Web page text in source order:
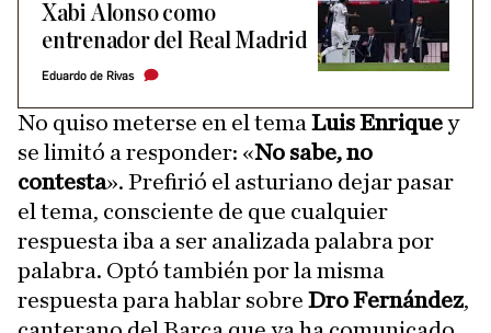
Xabi Alonso como
entrenador del Real Madrid
Eduardo de Rivas
No quiso meterse en el tema Luis Enriquey
se limitó a responder: «No sabe, no
contesta». Prefirió el asturiano dejar pasar
el tema, consciente de que cualquier
respuesta iba a ser analizada palabra por
palabra. Optó también por la misma
respuesta para hablar sobre Dro Fernández,